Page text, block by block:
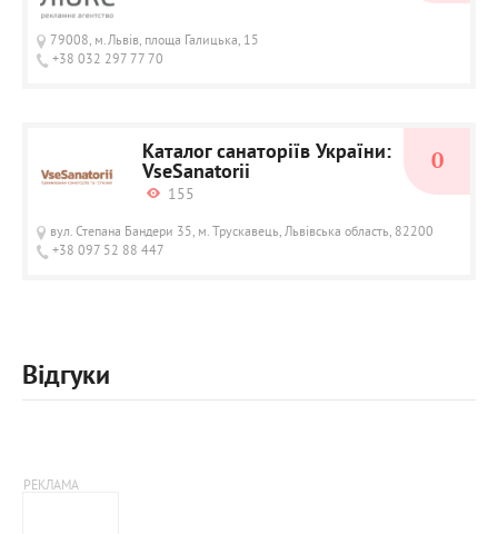
79008, м.Львів, площа Галицька, 15
+38 032 297 77 70
Каталог санаторіїв України:
VseSanatorii
155
вул. Степана Бандери 35, м. Трускавець, Львівська область, 82200
+38 097 52 88 447
0
Відгуки